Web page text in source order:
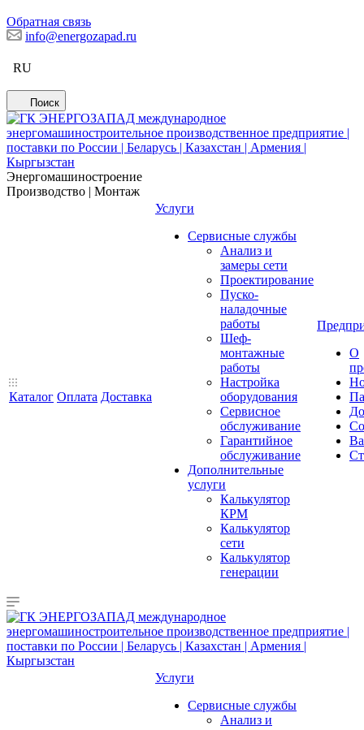
Обратная связь
info@energozapad.ru
RU
Поиск
Энергомашиностроение
Производство | Монтаж
Каталог Оплата Доставка
Услуги
Сервисные службы
Анализ и
замеры сети
Проектирование
Пуско-
наладочные
работы
Шеф-
монтажные
работы
Настройка
оборудования
Сервисное
обслуживание
Гарантийное
обслуживание
Дополнительные
услуги
Калькулятор
КРМ
Калькулятор
сети
Калькулятор
генерации
О
Услуги
Сервисные службы
Анализ и